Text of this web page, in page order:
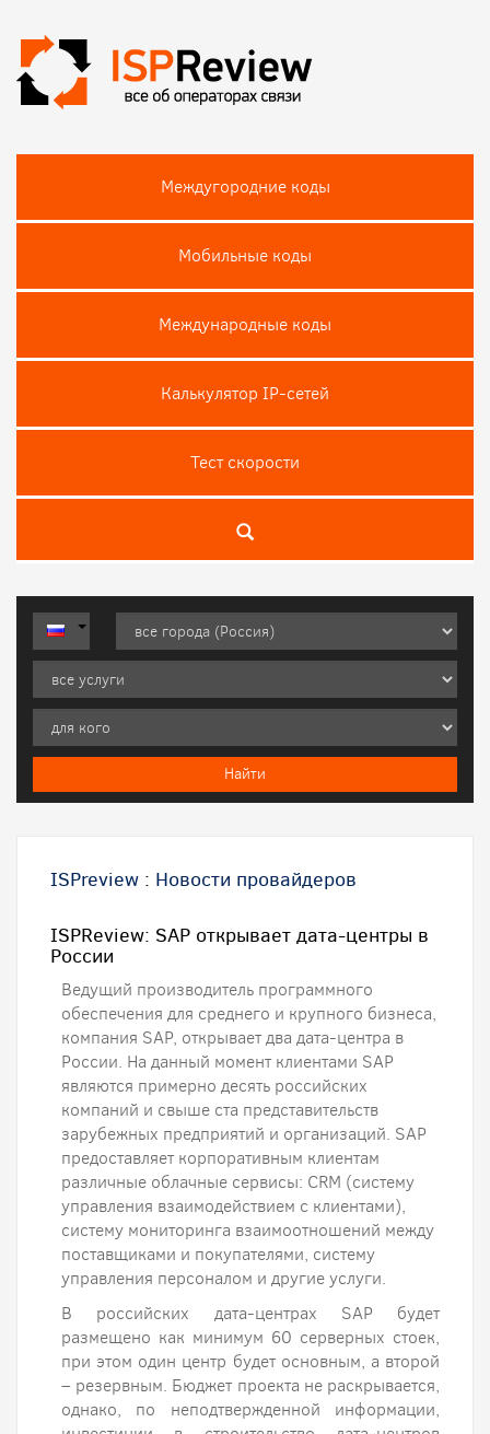
Междугородние коды
Мобильные коды
Международные коды
Калькулятор IP-сетей
Тест скороcти
ISPreview : Новости провайдеров
ISPReview: SAP открывает дата-центры в
России
Ведущий производитель программного
обеспечения для среднего и крупного бизнеса,
компания SAP, открывает два дата-центра в
России. На данный момент клиентами SAP
являются примерно десять российских
компаний и свыше ста представительств
зарубежных предприятий и организаций. SAP
предоставляет корпоративным клиентам
различные облачные сервисы: CRM (систему
управления взаимодействием с клиентами),
систему мониторинга взаимоотношений между
поставщиками и покупателями, систему
управления персоналом и другие услуги.
В российских дата-центрах SAP будет
размещено как минимум 60 серверных стоек,
при этом один центр будет основным, а второй
– резервным. Бюджет проекта не раскрывается,
однако, по неподтвержденной информации,